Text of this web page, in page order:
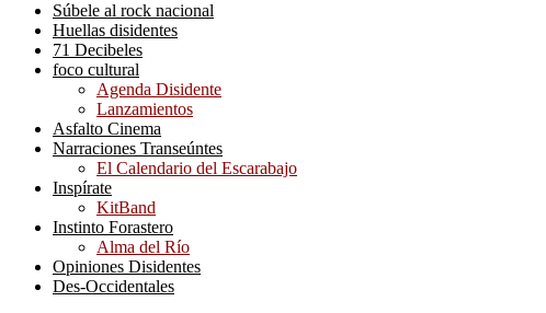
Súbele al rock nacional
Huellas disidentes
71 Decibeles
foco cultural
Agenda Disidente
Lanzamientos
Asfalto Cinema
Narraciones Transeúntes
El Calendario del Escarabajo
Inspírate
KitBand
Instinto Forastero
Alma del Río
Opiniones Disidentes
Des-Occidentales